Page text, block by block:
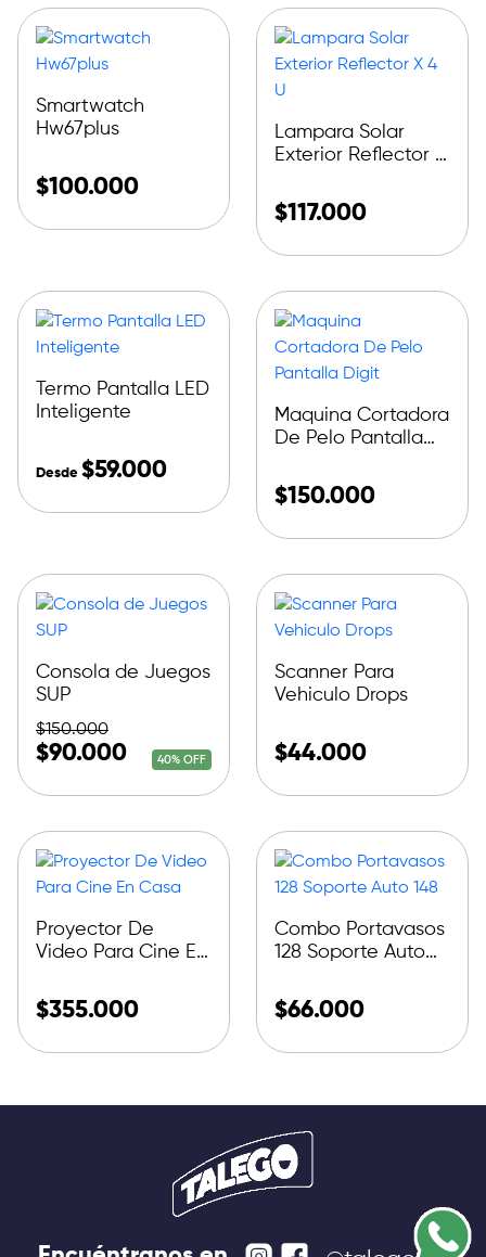
Smartwatch
Hw67plus
$100.000
Lampara Solar
Exterior Reflector X
$117.000
Termo Pantalla LED
Inteligente
Desde $59.000
Maquina Cortadora
De Pelo Pantalla
$150.000
Consola de Juegos
SUP
$150.000
$90.000 40% OFF
Scanner Para
Vehiculo Drops
$44.000
Proyector De
Video Para Cine En
$355.000
Combo Portavasos
128 Soporte Auto
$66.000